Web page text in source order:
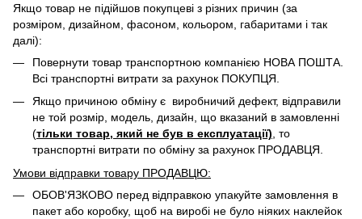
Якщо товар не підійшов покупцеві з різних причин (за
розміром, дизайном, фасоном, кольором, габаритами і так
далі):
Повернути товар транспортною компанією НОВА ПОШТА.
Всі транспортні витрати за рахунок ПОКУПЦЯ.
Якщо причиною обміну є виробничий дефект, відправили
не той розмір, модель, дизайн, що вказаний в замовленні
(тільки товар, який не був в експлуатації) , то
транспортні витрати по обміну за рахунок ПРОДАВЦЯ. ​
Умови відправки товару ПРОДАВЦЮ:
ОБОВ'ЯЗКОВО перед відправкою упакуйте замовлення в
пакет або коробку, щоб на виробі не було ніяких наклейок